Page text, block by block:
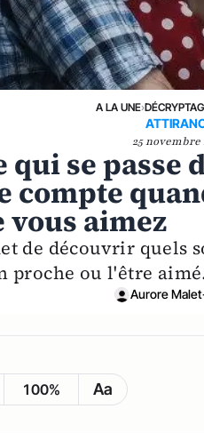
A LA UNE›
25 novembre
qui se passe
compte
vous aimez
de découvrir quels
proche ou l'être
Aurore
100% Aa